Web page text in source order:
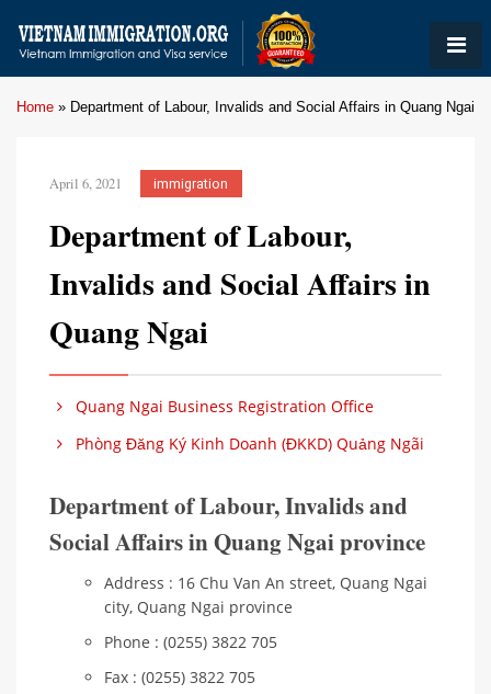
Home » Department of Labour, Invalids and Social Affairs in Quang Ngai
April 6, 2021 immigration
Department of Labour,
Invalids and Social Affairs in
Quang Ngai
Quang Ngai Business Registration Office
Phòng Đăng Ký Kinh Doanh (ĐKKD) Quảng Ngãi
Department of Labour, Invalids and
Social Affairs in Quang Ngai province
Address : 16 Chu Van An street, Quang Ngai
city, Quang Ngai province
Phone : (0255) 3822 705
Fax : (0255) 3822 705